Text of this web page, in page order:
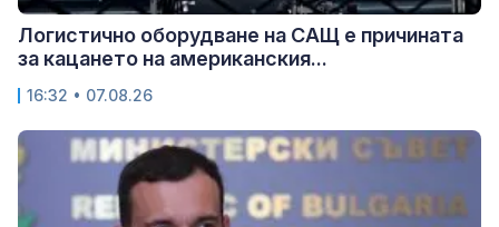
Логистично оборудване на САЩ е причината
за кацането на американския...
16:32 • 07.08.26